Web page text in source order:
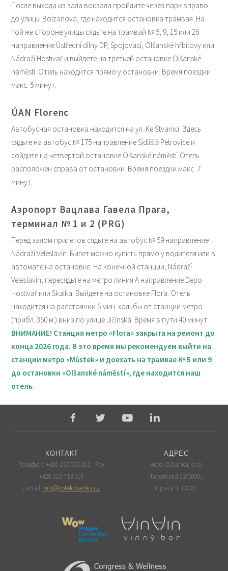
После выхода из зала вокзала пройдите через парк вправо
до улицы Bolzanova, где находится остановка трамвая. На
той же стороне улицы сядьте на трамвай № 5, 9, 15 или 26
направление Ústřední dílny DP, Spojovací, Olšanské hřbitovy или
Nádraží Hostivař и выйдете на третьей остановке Olšanské
náměstí. Отель находится прямо у остановки. Время поездки
макс. 5 минут.
ÚAN Florenc
Автобусная остановка находится на ул. Ke Štvanici. Здесь
сядьте на автобус № 175 направление Sídliště Petrovice и
сойдите на четвертой остановке Olšanské náměstí. Отель
расположен справа от остановки. Время поездки макс. 7
минут.
Аэропорт Вацлава Гавела Прага,
терминал № 1 и 2 (PRG)
Перед залом прилетов сядьте на автобус № 59 направление
Nádraží Veleslavín. Билет можно купить прямо у водителя или в
автомате на остановке. На конечной станции, Nádraží
Veleslavín, пересядьте на метро линия А направление Depo
Hostivař или Skalka. Выйдете на остановке Flora. Отель
находится на расстоянии 5 мин. ходьбы от станции метро
(прибл. 350 м.) вниз по улице Jičínská. Время в пути 40 минут.
ВНИМАНИЕ! Станция метро «Flora» закрыта на ремонт до
конца 2026 года. В это время мы рекомендуем выйти на
станции метро «Můstek» и доехать на трамвае № 5 или 9
до остановки «Olšanské náměstí», где находится наш
отель.
КОНТАКТ
Телефон: +420 267 092 202 | Fax:
+420 222 713 315
E-mail: info@hotelolsanka.cz
АДРЕС
Hotel Olšanka, s.r.o.
Táboritská 23/1000,
Прага 3, 13000